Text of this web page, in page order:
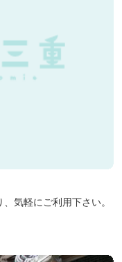
気軽にご利用下さい。